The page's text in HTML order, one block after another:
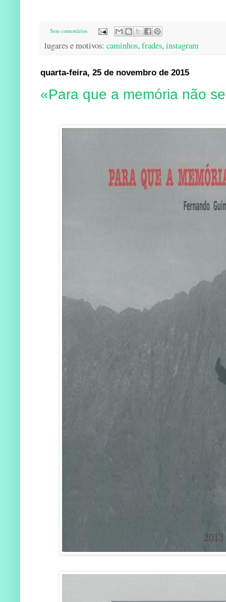
Sem comentários:
lugares e motivos: caminhos, frades, instagram
quarta-feira, 25 de novembro de 2015
«Para que a memória não